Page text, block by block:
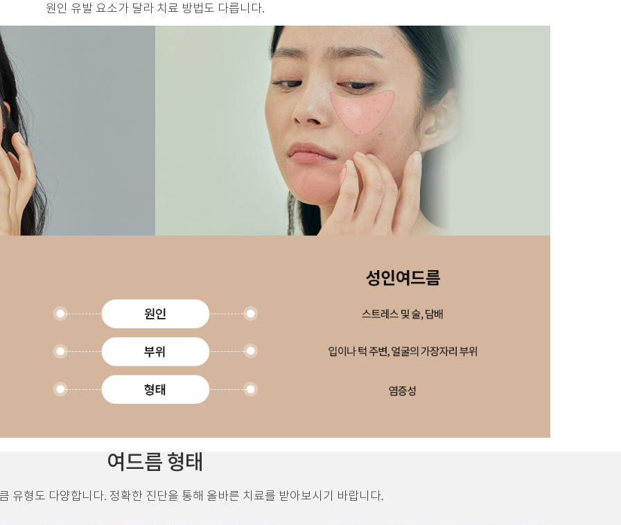
원인 유발 요소가 달라 치료 방법도 다릅니다.
여드름 형태
유형도 다양합니다. 정확한 진단을 통해 올바른 치료를 받아보시기 바랍니다.